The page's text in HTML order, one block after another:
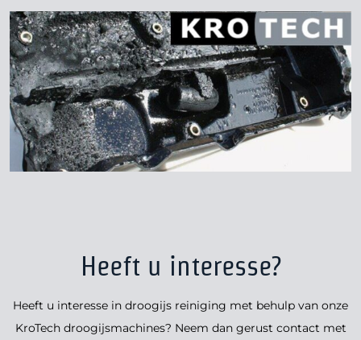
Heeft u interesse?
Heeft u interesse in droogijs reiniging met behulp van onze
KroTech droogijsmachines? Neem dan gerust contact met